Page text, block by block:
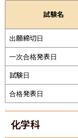
試験名
出願締切日
一次合格発表日
試験日
合格発表日
化学科